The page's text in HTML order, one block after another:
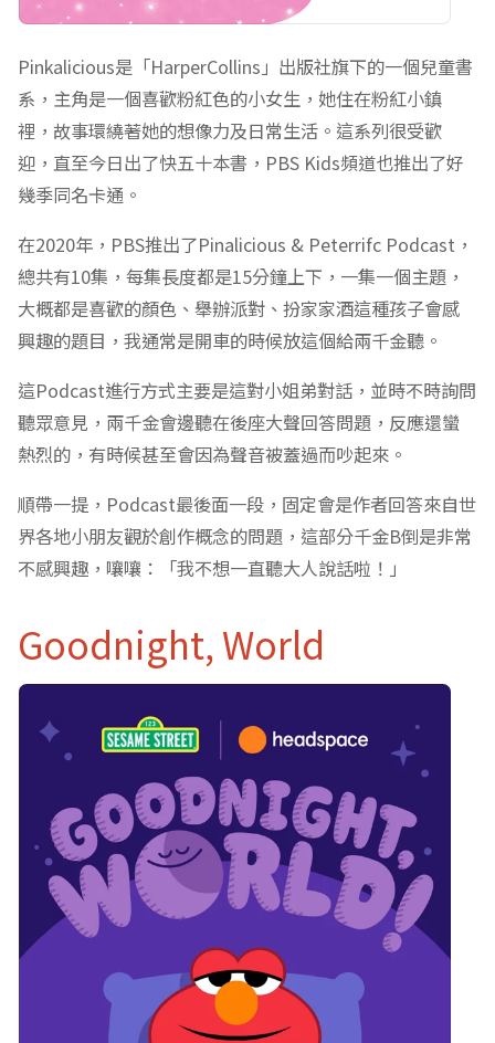
Pinkalicious是「HarperCollins」出版社旗下的一個兒童書
系，主角是一個喜歡粉紅色的小女生，她住在粉紅小鎮
裡，故事環繞著她的想像力及日常生活。這系列很受歡
迎，直至今日出了快五十本書，PBS Kids頻道也推出了好
幾季同名卡通。
在2020年，PBS推出了Pinalicious & Peterrifc Podcast，
總共有10集，每集長度都是15分鐘上下，一集一個主題，
大概都是喜歡的顏色、舉辦派對、扮家家酒這種孩子會感
興趣的題目，我通常是開車的時候放這個給兩千金聽。
這Podcast進行方式主要是這對小姐弟對話，並時不時詢問
聽眾意見，兩千金會邊聽在後座大聲回答問題，反應還蠻
熱烈的，有時候甚至會因為聲音被蓋過而吵起來。
順帶一提，Podcast最後面一段，固定會是作者回答來自世
界各地小朋友觀於創作概念的問題，這部分千金B倒是非常
不感興趣，嚷嚷：「我不想一直聽大人說話啦！」
Goodnight, World